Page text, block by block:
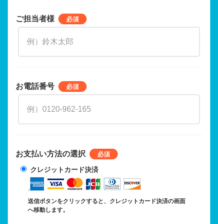
ご担当者様
お電話番号
お支払い方法の選択
クレジットカード決済
送信ボタンをクリックすると、クレジットカード決済の画面
へ移動します。